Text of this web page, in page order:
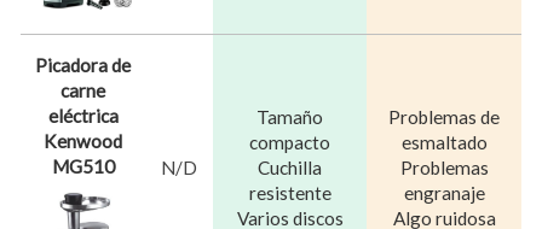
Picadora de
carne
eléctrica
Kenwood
MG510
N/D
Tamaño
compacto
Cuchilla
resistente
Varios discos
Problemas de
esmaltado
Problemas
engranaje
Algo ruidosa